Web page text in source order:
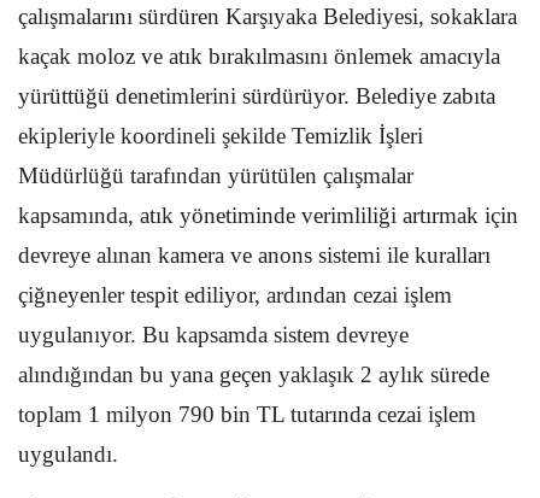
çalışmalarını sürdüren Karşıyaka Belediyesi, sokaklara
kaçak moloz ve atık bırakılmasını önlemek amacıyla
yürüttüğü denetimlerini sürdürüyor. Belediye zabıta
ekipleriyle koordineli şekilde Temizlik İşleri
Müdürlüğü tarafından yürütülen çalışmalar
kapsamında, atık yönetiminde verimliliği artırmak için
devreye alınan kamera ve anons sistemi ile kuralları
çiğneyenler tespit ediliyor, ardından cezai işlem
uygulanıyor. Bu kapsamda sistem devreye
alındığından bu yana geçen yaklaşık 2 aylık sürede
toplam 1 milyon 790 bin TL tutarında cezai işlem
uygulandı.